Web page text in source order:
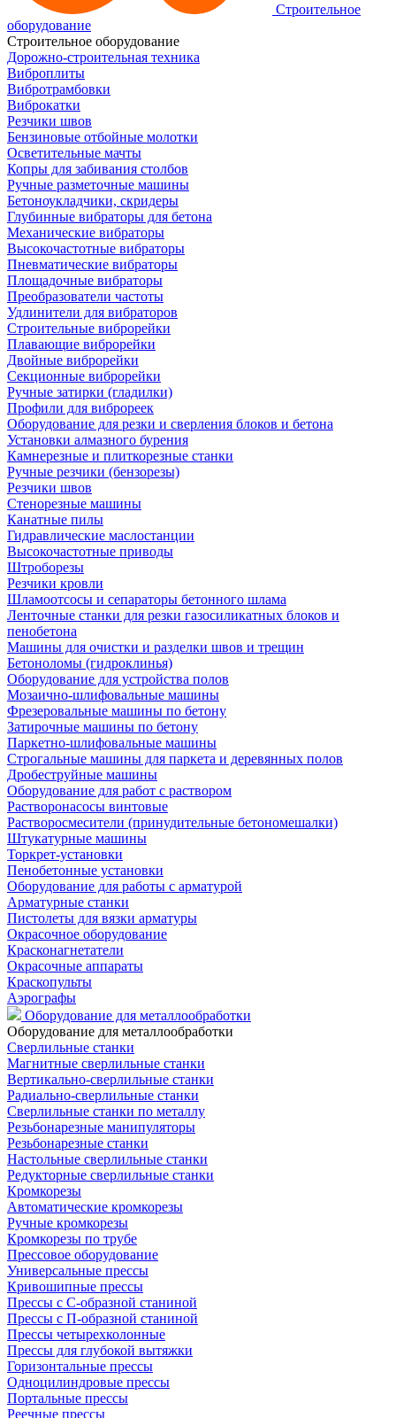
Строительное
оборудование
Строительное оборудование
Дорожно-строительная техника
Виброплиты
Вибротрамбовки
Виброкатки
Резчики швов
Бензиновые отбойные молотки
Осветительные мачты
Копры для забивания столбов
Ручные разметочные машины
Бетоноукладчики, скридеры
Глубинные вибраторы для бетона
Механические вибраторы
Высокочастотные вибраторы
Пневматические вибраторы
Площадочные вибраторы
Преобразователи частоты
Удлинители для вибраторов
Строительные виброрейки
Плавающие виброрейки
Двойные виброрейки
Секционные виброрейки
Ручные затирки (гладилки)
Профили для виброреек
Оборудование для резки и сверления блоков и бетона
Установки алмазного бурения
Камнерезные и плиткорезные станки
Ручные резчики (бензорезы)
Резчики швов
Стенорезные машины
Канатные пилы
Гидравлические маслостанции
Высокочастотные приводы
Штроборезы
Резчики кровли
Шламоотсосы и сепараторы бетонного шлама
Ленточные станки для резки газосиликатных блоков и
пенобетона
Машины для очистки и разделки швов и трещин
Бетоноломы (гидроклинья)
Оборудование для устройства полов
Мозаично-шлифовальные машины
Фрезеровальные машины по бетону
Затирочные машины по бетону
Паркетно-шлифовальные машины
Строгальные машины для паркета и деревянных полов
Дробеструйные машины
Оборудование для работ с раствором
Растворонасосы винтовые
Растворосмесители (принудительные бетономешалки)
Штукатурные машины
Торкрет-установки
Пенобетонные установки
Оборудование для работы с арматурой
Арматурные станки
Пистолеты для вязки арматуры
Окрасочное оборудование
Красконагнетатели
Окрасочные аппараты
Краскопульты
Аэрографы
Оборудование для металлообработки
Оборудование для металлообработки
Сверлильные станки
Магнитные сверлильные станки
Вертикально-сверлильные станки
Радиально-сверлильные станки
Сверлильные станки по металлу
Резьбонарезные манипуляторы
Резьбонарезные станки
Настольные сверлильные станки
Редукторные сверлильные станки
Кромкорезы
Автоматические кромкорезы
Ручные кромкорезы
Кромкорезы по трубе
Прессовое оборудование
Универсальные прессы
Кривошипные прессы
Прессы с С-образной станиной
Прессы с П-образной станиной
Прессы четырехколонные
Прессы для глубокой вытяжки
Горизонтальные прессы
Одноцилиндровые прессы
Портальные прессы
Реечные прессы